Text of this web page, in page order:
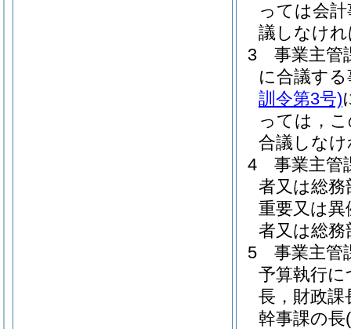
っては会
議しなけ
3
事業主管
に合議す
訓令第3号)
っては，
合議しな
4
事業主管
者又は総
重要又は
者又は総
5
事業主管
予算執行に
長，財政課
幹事課の長